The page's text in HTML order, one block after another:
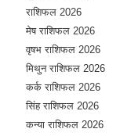
राशिफल 2026
मेष राशिफल 2026
वृषभ राशिफल 2026
मिथुन राशिफल 2026
कर्क राशिफल 2026
सिंह राशिफल 2026
कन्या राशिफल 2026